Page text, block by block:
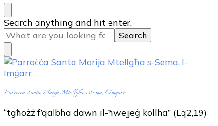
Looking
for
Something?
Search anything and hit enter.
Parroċċa Santa Marija Mtellgħa s-Sema, l-Imġarr
“tgħożż f’qalbha dawn il-ħwejjeġ kollha” (Lq2,19)